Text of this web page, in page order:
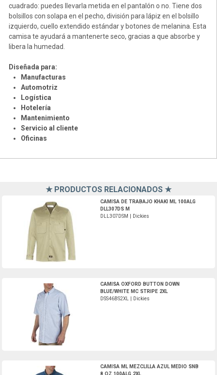
cuadrado: puedes llevarla metida en el pantalón o no. Tiene dos
bolsillos con solapa en el pecho, división para lápiz en el bolsillo
izquierdo, cuello extendido estándar y botones de melanina. Esta
camisa te ayudará a mantenerte seco, gracias a que absorbe y
libera la humedad.
Diseñada para:
Manufacturas
Automotriz
Logística
Hotelería
Mantenimiento
Servicio al cliente
Oficinas
★ PRODUCTOS RELACIONADOS ★
CAMISA DE TRABAJO KHAKI ML 100ALG
DLL307DS M
DLL307DSM | Dickies
CAMISA OXFORD BUTTON DOWN
BLUE/WHITE MC STRIPE 2XL
DSS46BS2XL | Dickies
CAMISA ML MEZCLILLA AZUL MEDIO SNB
8 OZ 100ALG 2XL